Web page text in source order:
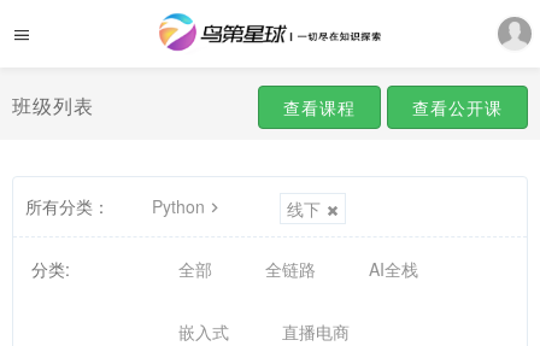
班级列表 查看课程 查看公开课
所有分类： Python 线下
分类: 全部 全链路 AI全栈
嵌入式 直播电商